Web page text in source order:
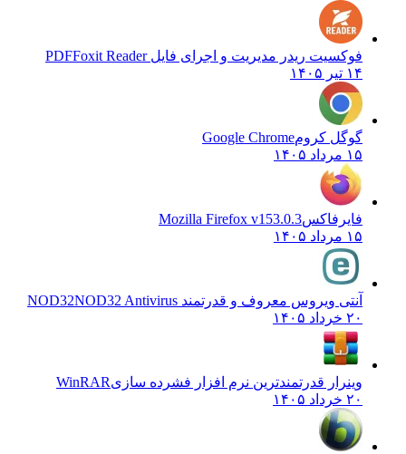
فوکسیت ریدر مدیریت و اجرای فایل PDFFoxit Reader
۱۴ تیر ۱۴۰۵
گوگل کرومGoogle Chrome
۱۵ مرداد ۱۴۰۵
فایرفاکسMozilla Firefox v153.0.3
۱۵ مرداد ۱۴۰۵
آنتی ویروس معروف و قدرتمند NOD32 NOD32 Antivirus
۲۰ خرداد ۱۴۰۵
وینرار قدرتمندترین نرم افزار فشرده سازیWinRAR
۲۰ خرداد ۱۴۰۵